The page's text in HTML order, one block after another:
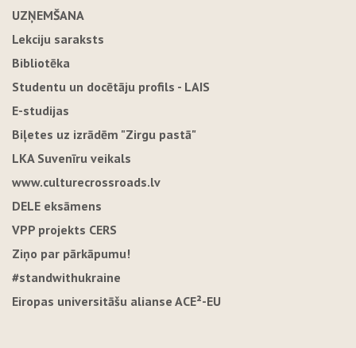
UZŅEMŠANA
Lekciju saraksts
Bibliotēka
Studentu un docētāju profils - LAIS
E-studijas
Biļetes uz izrādēm "Zirgu pastā"
LKA Suvenīru veikals
www.culturecrossroads.lv
DELE eksāmens
VPP projekts CERS
Ziņo par pārkāpumu!
#standwithukraine
Eiropas universitāšu alianse ACE²-EU